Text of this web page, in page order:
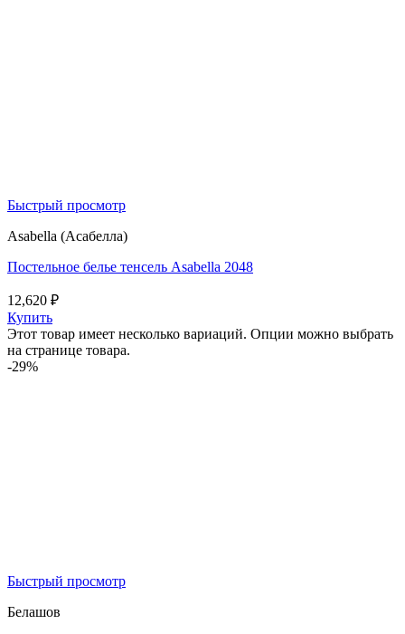
Быстрый просмотр
Asabella (Асабелла)
Постельное белье тенсель Asabella 2048
12,620 ₽
Купить
Этот товар имеет несколько вариаций. Опции можно выбрать
на странице товара.
-29%
Быстрый просмотр
Белашов